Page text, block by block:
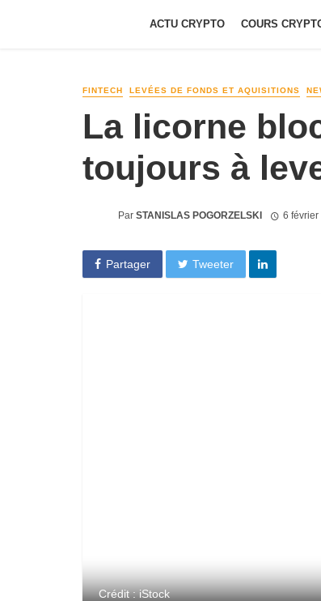
ACTU CRYPTO COURS
FINTECH LEVÉES DE FONDS ET AQUISITIONS
La licorne
toujours à
Par STANISLAS POGORZELSKI 6 février
Partager Tweeter
Crédit : iStock